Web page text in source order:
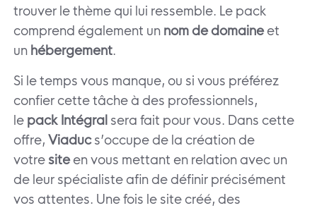
trouver le thème qui lui ressemble. Le pack
comprend également un nom de domaineet
un hébergement.
Si le temps vous manque, ou si vous préférez
confier cette tâche à des professionnels,
le pack Intégral sera fait pour vous. Dans cette
offre,Viaducs’occupe de la création de
votresiteen vous mettant en relation avec un
de leur spécialiste afin de définir précisément
vos attentes. Une fois le site créé, des